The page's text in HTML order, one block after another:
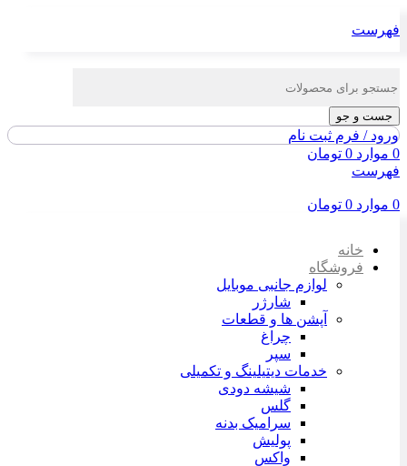
فهرست
جست و جو
ورود / فرم ثبت نام
0 موارد 0 تومان
فهرست
0 موارد 0 تومان
خانه
فروشگاه
لوازم جانبی موبایل
شارژر
آپشن ها و قطعات
چراغ
سپر
خدمات دیتیلینگ و تکمیلی
شیشه دودی
گلس
سرامیک بدنه
پولیش
واکس